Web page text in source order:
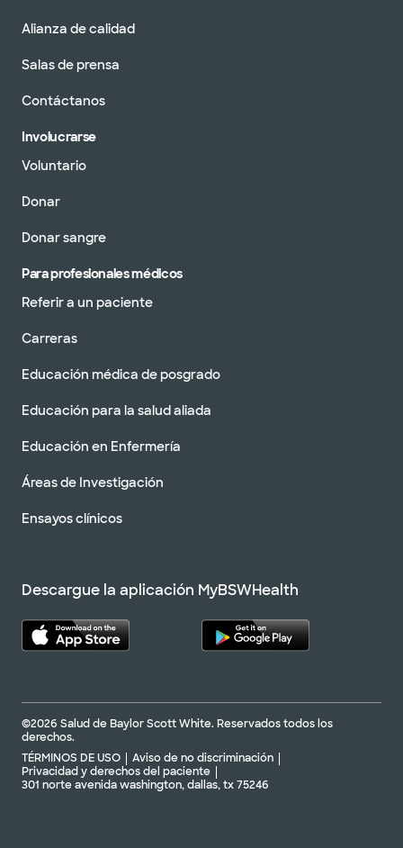
Alianza de calidad
Salas de prensa
Contáctanos
Involucrarse
Voluntario
Donar
Donar sangre
Para profesionales médicos
Referir a un paciente
Carreras
Educación médica de posgrado
Educación para la salud aliada
Educación en Enfermería
Áreas de Investigación
Ensayos clínicos
Descargue la aplicación MyBSWHealth
©2026 Salud de Baylor Scott White. Reservados todos los
derechos.
TÉRMINOS DE USO
Aviso de no discriminación
Privacidad y derechos del paciente
301 norte avenida washington, dallas, tx 75246